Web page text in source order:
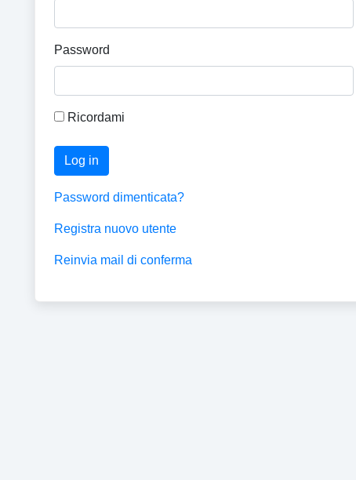
Password
Ricordami
Log in
Password dimenticata?
Registra nuovo utente
Reinvia mail di conferma